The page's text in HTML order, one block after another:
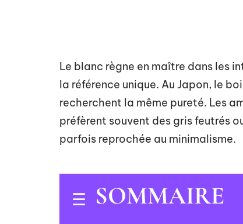
Le blanc règne en maître dans les
la référence unique. Au Japon, le
recherchent la même pureté. Les
préfèrent souvent des gris feutrés
parfois reprochée au minimalisme.
SOMMAIRE